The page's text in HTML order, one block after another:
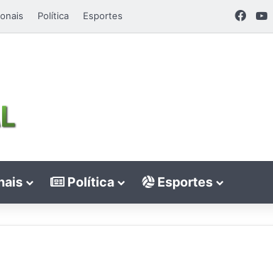
Política Esportes
Política Esportes